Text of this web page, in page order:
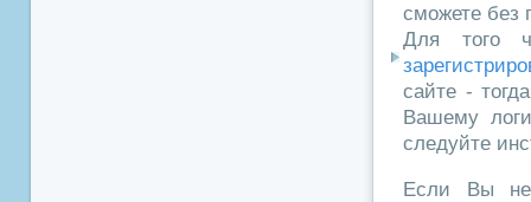
сможете без
Для того
сайте -
Вашему
следуйте
Если Вы не